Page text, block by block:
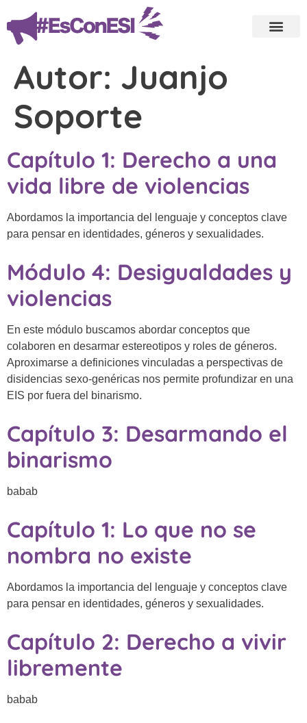
Autor: Juanjo
Soporte
Capítulo 1: Derecho a una
vida libre de violencias
Abordamos la importancia del lenguaje y conceptos clave
para pensar en identidades, géneros y sexualidades.
Módulo 4: Desigualdades y
violencias
En este módulo buscamos abordar conceptos que
colaboren en desarmar estereotipos y roles de géneros.
Aproximarse a definiciones vinculadas a perspectivas de
disidencias sexo-genéricas nos permite profundizar en una
EIS por fuera del binarismo.
Capítulo 3: Desarmando el
binarismo
babab
Capítulo 1: Lo que no se
nombra no existe
Abordamos la importancia del lenguaje y conceptos clave
para pensar en identidades, géneros y sexualidades.
Capítulo 2: Derecho a vivir
libremente
babab